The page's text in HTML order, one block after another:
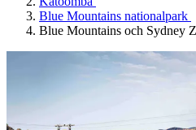
Blue Mountains nationalpark
Blue Mountains och Sydney